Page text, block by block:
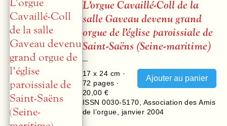
L’orgue Cavaillé-Coll de la
salle Gaveau devenu grand
orgue de l’église paroissiale de
Saint-Saëns (Seine-maritime)
–
17 x 24 cm ·
72 pages ·
20,00 €
ISSN 0030-5170 Association des Amis
de l’orgue
janvier 2004